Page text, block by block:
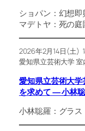
ショパン：幻想即
マデトヤ：死
2026年2月14日(土)
愛知県立芸術大学
愛知県立芸術大
を求めて ― 小林
小林聡羅：グラス